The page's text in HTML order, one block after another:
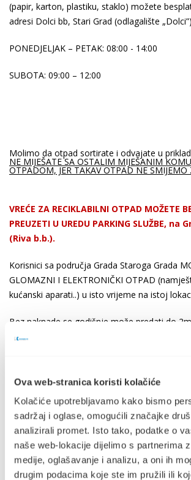
Ova web-stranica koristi kolačiće
Kolačiće upotrebljavamo kako bismo
sadržaj i oglase, omogućili značajke
analizirali promet. Isto tako, podatke o
naše web-lokacije dijelimo s partnerima
medije, oglašavanje i analizu, a oni ih
drugim podacima koje ste im pružili ili
(papir, karton, plastiku, staklo) možete
adresi Dolci bb, Stari Grad (odlagalište
PONEDJELJAK – PETAK: 08:00 - 14:00
SUBOTA: 09:00 – 12:00
Molimo da otpad sortirate i odvajate u
NE MIJEŠATE SA OSTALIM MIJEŠANIM
OTPADOM, JER TAKAV OTPAD NE SMIJEMO
VREĆE ZA RECIKLABILNI OTPAD MOŽETE
PREUZETI U UREDU PARKING SLUŽBE,
(Riva b.b.).
Korisnici sa područja Grada Staroga Grada
GLOMAZNI I ELEKTRONIČKI OTPAD
kućanski aparati..) u isto vrijeme na istoj
Bez naknade se godišnje može predati do 2m
otpada (ukoliko Korisnik nema dugovanja
GLOMAZNI OTPAD SMIJU BEZ NAKNADE
Ostali su dužni platiti odlaganje glomaznog
Cjeniku.
VAŽNA NAPOMENA !